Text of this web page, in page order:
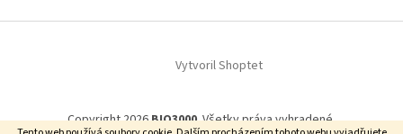
Vytvoril Shoptet
Copyright 2026BIO3000. Všetky práva vyhradené.